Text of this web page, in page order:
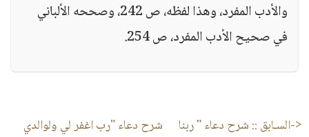
والأدب المفرد، وهذا لفظه، ص 242، وصححه الألباني
في صحيح الأدب المفرد، ص 254.
<-السـابق :: شرح دعاء " ربنا
شرح دعاء "رب اغفر لي ولوالدي